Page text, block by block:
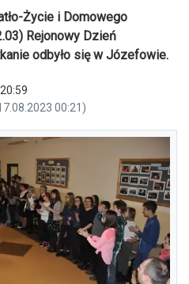
Życie i Domowego
Rejonowy Dzień
odbyło się w Józefowie.
00:21)